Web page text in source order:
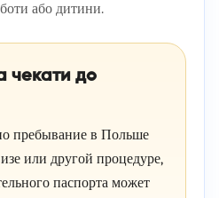
або дитини.
чекати до
пребывание в Польше
или другой процедуре,
паспорта может